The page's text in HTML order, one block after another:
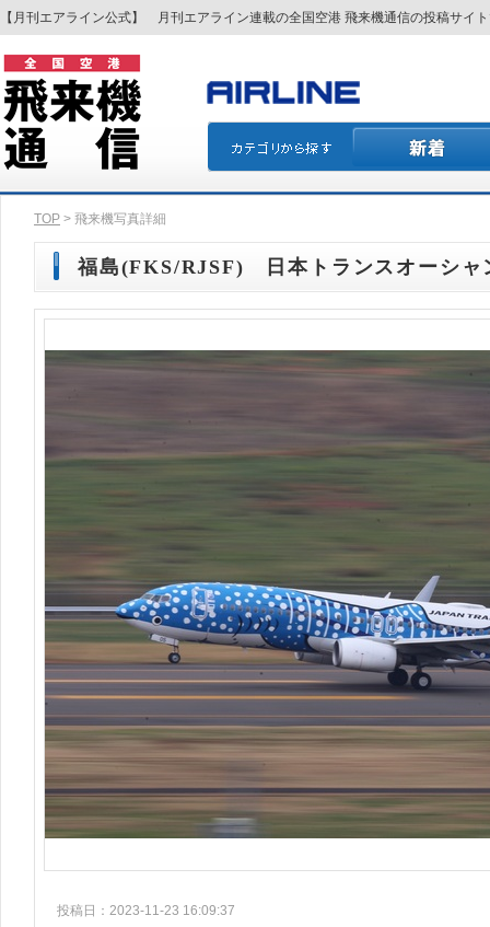
【月刊エアライン公式】 月刊エアライン連載の全国空港 飛来機通信の投稿サイ
TOP > 飛来機写真詳細
福島(FKS/RJSF) 日本トランスオーシ
投稿日：2023-11-23 16:09:37